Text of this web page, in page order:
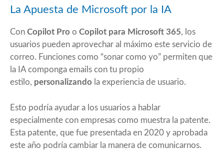
La Apuesta de Microsoft por la IA
Con Copilot Pro o Copilot para Microsoft 365, los
usuarios pueden aprovechar al máximo este servicio de
correo. Funciones como “sonar como yo” permiten que
la IA componga emails con tu propio
estilo, personalizando la experiencia de usuario.
Esto podría ayudar a los usuarios a hablar
especialmente con empresas como muestra la patente.
Esta patente, que fue presentada en 2020 y aprobada
este año podría cambiar la manera de comunicarnos.